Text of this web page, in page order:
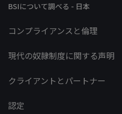
BSIについて調べる - 日本
コンプライアンスと倫理
現代の奴隷制度に関する声明
クライアントとパートナー
認定